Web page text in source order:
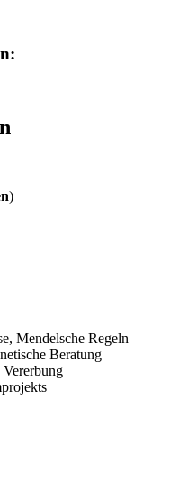
)
Mendelsche Regeln
Beratung